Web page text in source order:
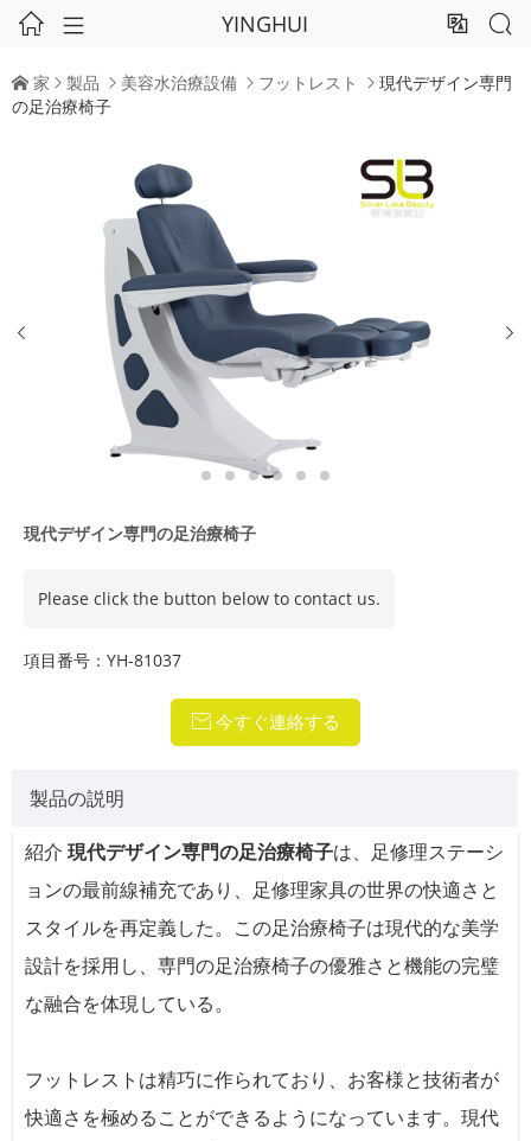
  YINGHUI  
 家  製品  美容水治療設備  フットレスト  現代デザイン専門
の足治療椅子
 
現代デザイン専門の足治療椅子
Please click the button below to contact us.
項目番号：YH-81037
今すぐ連絡する
製品の説明
紹介 現代デザイン専門の足治療椅子は、足修理ステーシ
ョンの最前線補充であり、足修理家具の世界の快適さと
スタイルを再定義した。この足治療椅子は現代的な美学
設計を採用し、専門の足治療椅子の優雅さと機能の完璧
な融合を体現している。
フットレストは精巧に作られており、お客様と技術者が
快適さを極めることができるようになっています。現代